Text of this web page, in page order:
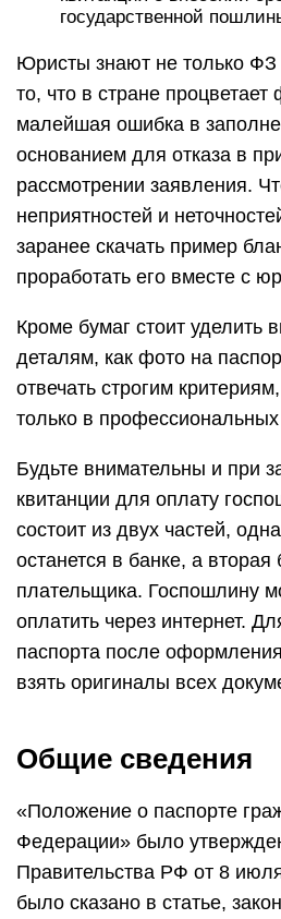
государственной
Юристы знают не только ФЗ
то, что в стране
малейшая ошибка в
основанием для отказа в
рассмотрении заявления.
неприятностей и
заранее скачать пример
проработать его вместе с
Кроме бумаг стоит уделить
деталям, как фото на
отвечать строгим
только в
Будьте внимательны и при
квитанции для оплату
состоит из двух частей,
останется в банке, а вторая
плательщика. Госпошлину
оплатить через интернет.
паспорта после
взять оригиналы всех
Общие сведения
«Положение о паспорте
Федерации» было
Правительства РФ от 8
было сказано в статье,